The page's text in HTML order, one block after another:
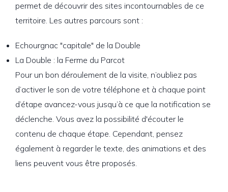
permet de découvrir des sites incontournables de ce
territoire. Les autres parcours sont :
Echourgnac "capitale" de la Double
La Double : la Ferme du Parcot
Pour un bon déroulement de la visite, n’oubliez pas
d’activer le son de votre téléphone et à chaque point
d’étape avancez-vous jusqu’à ce que la notification se
déclenche. Vous avez la possibilité d'écouter le
contenu de chaque étape. Cependant, pensez
également à regarder le texte, des animations et des
liens peuvent vous être proposés.